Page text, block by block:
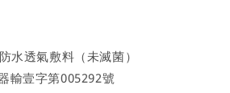
透氣敷料（未滅菌）
輸壹字第005292號